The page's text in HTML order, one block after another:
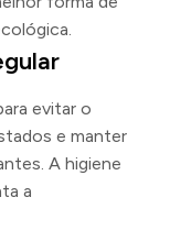
evitar o
e manter
A higiene
a